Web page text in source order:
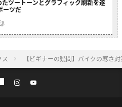
ツートーンとグラフィック刷新を遂
ーツだ
【ビギナーの疑問】バイクの寒さ